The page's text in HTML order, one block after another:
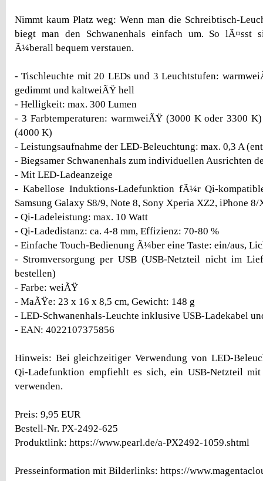
Nimmt kaum Platz weg: Wenn man die Schreibtisch-
biegt man den Schwanenhals einfach um. So lÃ¤sst
Ã¼berall bequem verstauen.
- Tischleuchte mit 20 LEDs und 3 Leuchtstufen:
gedimmt und kaltweiÃŸ hell
- Helligkeit: max. 300 Lumen
- 3 Farbtemperaturen: warmweiÃŸ (3000 K oder 3300
(4000 K)
- Leistungsaufnahme der LED-Beleuchtung: max. 0,3 A
- Biegsamer Schwanenhals zum individuellen Ausrichten
- Mit LED-Ladeanzeige
- Kabellose Induktions-Ladefunktion fÃ¼r Qi-
Samsung Galaxy S8/9, Note 8, Sony Xperia XZ2, iPhone 8/
- Qi-Ladeleistung: max. 10 Watt
- Qi-Ladedistanz: ca. 4-8 mm, Effizienz: 70-80 %
- Einfache Touch-Bedienung Ã¼ber eine Taste: ein/aus,
- Stromversorgung per USB (USB-Netzteil nicht im
bestellen)
- Farbe: weiÃŸ
- MaÃŸe: 23 x 16 x 8,5 cm, Gewicht: 148 g
- LED-Schwanenhals-Leuchte inklusive USB-Ladekabel
- EAN: 4022107375856
Hinweis: Bei gleichzeitiger Verwendung von LED-
Qi-Ladefunktion empfiehlt es sich, ein USB-Netzteil
verwenden.
Preis: 9,95 EUR
Bestell-Nr. PX-2492-625
Produktlink: https://www.pearl.de/a-PX2492-1059.shtml
Presseinformation mit Bilderlinks: https://